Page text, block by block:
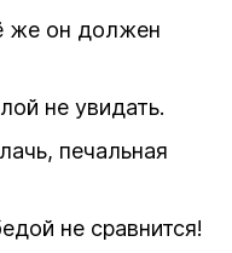
же он должен
не увидать.
печальная
не сравнится!